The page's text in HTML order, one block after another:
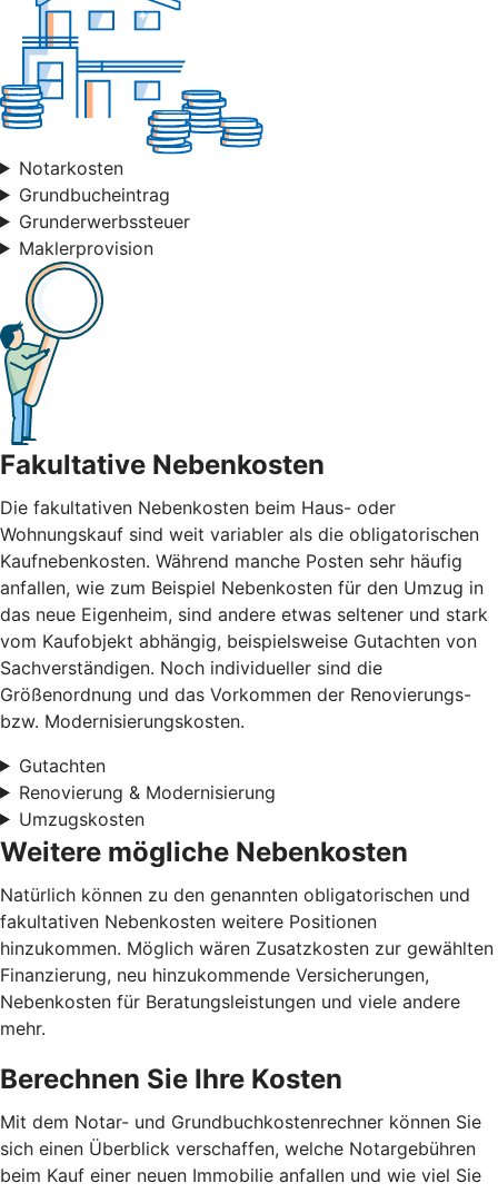
Notarkosten
Grundbucheintrag
Grunderwerbssteuer
Maklerprovision
Fakultative Nebenkosten
Die fakultativen Nebenkosten beim Haus- oder
Wohnungskauf sind weit variabler als die obligatorischen
Kaufnebenkosten. Während manche Posten sehr häufig
anfallen, wie zum Beispiel Nebenkosten für den Umzug in
das neue Eigenheim, sind andere etwas seltener und stark
vom Kaufobjekt abhängig, beispielsweise Gutachten von
Sachverständigen. Noch individueller sind die
Größenordnung und das Vorkommen der Renovierungs-
bzw. Modernisierungskosten.
Gutachten
Renovierung & Modernisierung
Umzugskosten
Weitere mögliche Nebenkosten
Natürlich können zu den genannten obligatorischen und
fakultativen Nebenkosten weitere Positionen
hinzukommen. Möglich wären Zusatzkosten zur gewählten
Finanzierung, neu hinzukommende Versicherungen,
Nebenkosten für Beratungsleistungen und viele andere
mehr.
Berechnen Sie Ihre Kosten
Mit dem Notar- und Grundbuchkostenrechner können Sie
sich einen Überblick verschaffen, welche Notargebühren
beim Kauf einer neuen Immobilie anfallen und wie viel Sie